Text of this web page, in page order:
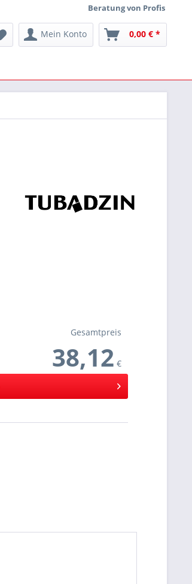
Beratung von Profis
Mein Konto 0,00 € *
Gesamtpreis
38,12 €